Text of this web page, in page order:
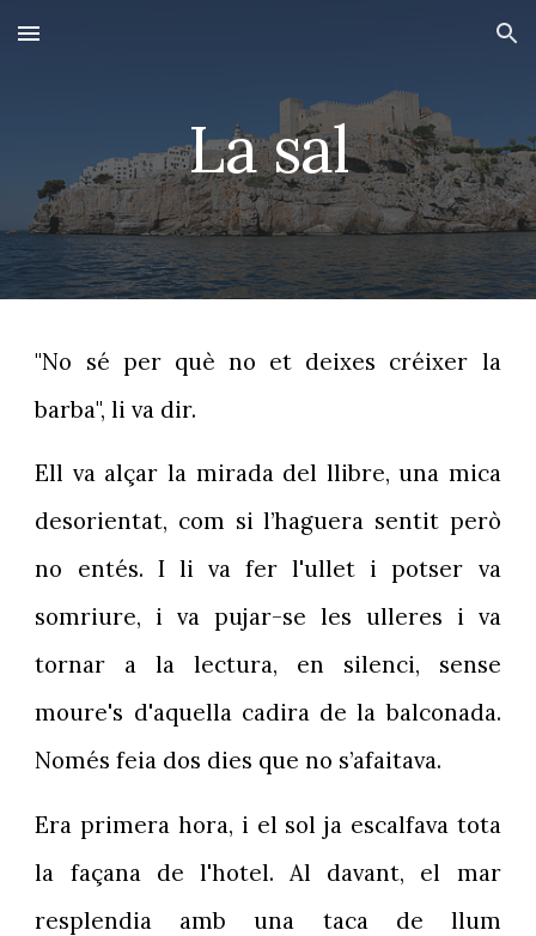
Skip to main content Skip to navigation
La sal
"No sé per què no et deixes créixer la
barba", li va dir.
Ell va alçar la mirada del llibre, una mica
desorientat, com si l’haguera sentit però
no entés. I li va fer l'ullet i potser va
somriure, i va pujar-se les ulleres i va
tornar a la lectura, en silenci, sense
moure's d'aquella cadira de la balconada.
Només feia dos dies que no s’afaitava.
Era primera hora, i el sol ja escalfava tota
la façana de l'hotel. Al davant, el mar
resplendia amb una taca de llum